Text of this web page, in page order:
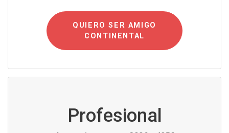
QUIERO SER AMIGO
CONTINENTAL
Profesional